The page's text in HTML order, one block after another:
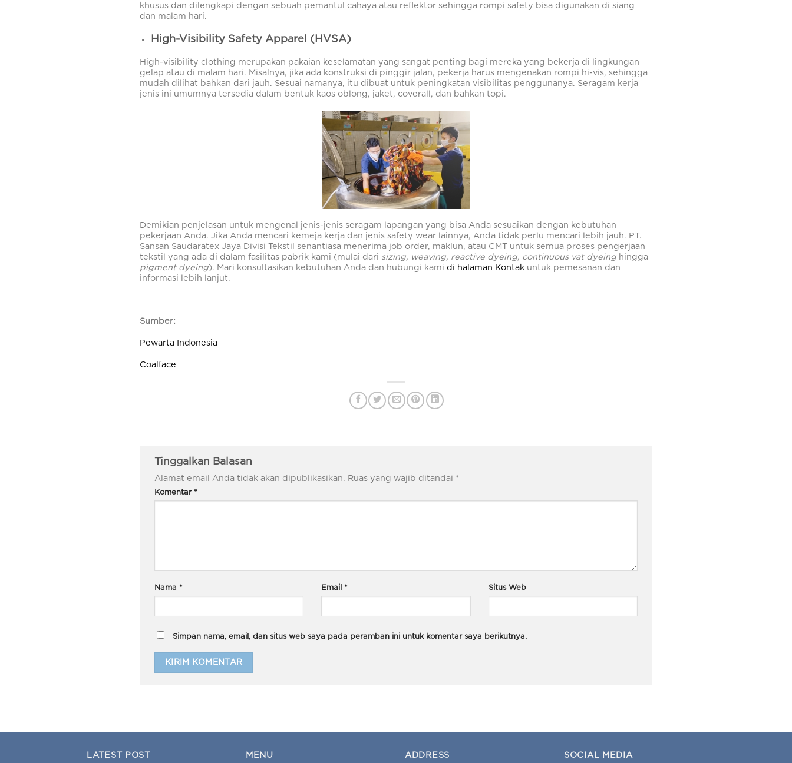
khusus dan dilengkapi dengan sebuah pemantul cahaya atau reflektor sehingga rompi safety bisa digunakan di siang
dan malam hari.
High-Visibility Safety Apparel (HVSA)
High-visibility clothing merupakan pakaian keselamatan yang sangat penting bagi mereka yang bekerja di lingkungan
gelap atau di malam hari. Misalnya, jika ada konstruksi di pinggir jalan, pekerja harus mengenakan rompi hi-vis, sehingga
mudah dilihat bahkan dari jauh. Sesuai namanya, itu dibuat untuk peningkatan visibilitas penggunanya. Seragam kerja
jenis ini umumnya tersedia dalam bentuk kaos oblong, jaket, coverall, dan bahkan topi.
Demikian penjelasan untuk mengenal jenis-jenis seragam lapangan yang bisa Anda sesuaikan dengan kebutuhan
pekerjaan Anda. Jika Anda mencari kemeja kerja dan jenis safety wear lainnya, Anda tidak perlu mencari lebih jauh. PT.
Sansan Saudaratex Jaya Divisi Tekstil senantiasa menerima job order, maklun, atau CMT untuk semua proses pengerjaan
tekstil yang ada di dalam fasilitas pabrik kami (mulai dari sizing, weaving, reactive dyeing, continuous vat dyeing hingga
pigment dyeing). Mari konsultasikan kebutuhan Anda dan hubungi kami di halaman Kontak untuk pemesanan dan
informasi lebih lanjut.
Sumber:
Pewarta Indonesia
Coalface
Tinggalkan Balasan
Alamat email Anda tidak akan dipublikasikan. Ruas yang wajib ditandai *
Komentar *
Nama * Email * Situs Web
Simpan nama, email, dan situs web saya pada peramban ini untuk komentar saya berikutnya.
LATEST POST MENU ADDRESS SOCIAL MEDIA